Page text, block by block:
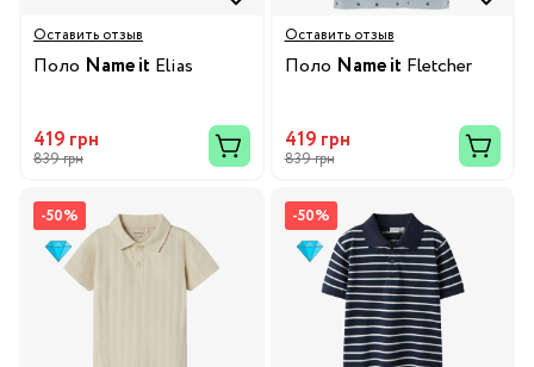
Оставить отзыв
Поло Name it Elias
419 грн
839 грн
Оставить отзыв
Поло Name it Fletcher
419 грн
839 грн
-50% -50%